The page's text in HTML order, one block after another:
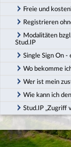
Freie und
Registrieren
Modalitäten
Stud.IP
Single Sign On -
Wo bekomme
Wer ist mein
Wie kann ich
Stud.IP „Zugriff